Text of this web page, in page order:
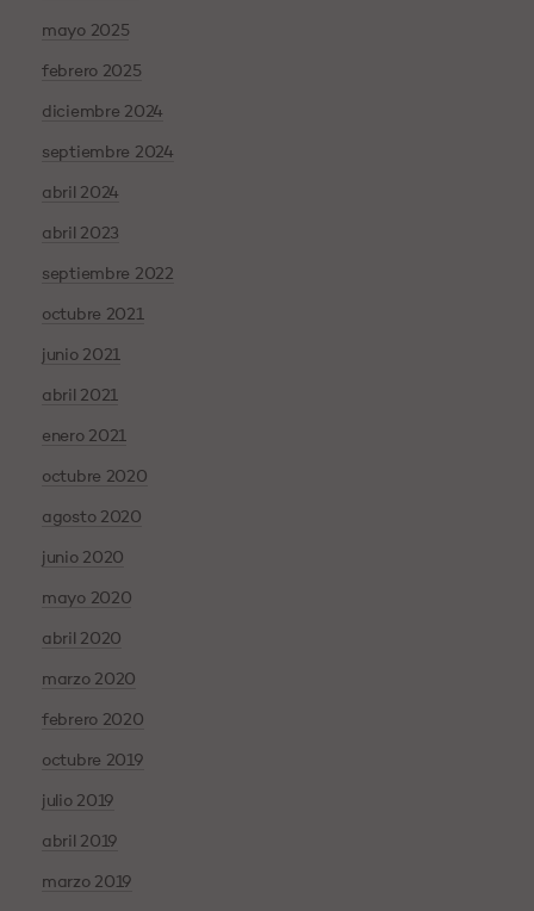
mayo 2025
febrero 2025
diciembre 2024
septiembre 2024
abril 2024
abril 2023
septiembre 2022
octubre 2021
junio 2021
abril 2021
enero 2021
octubre 2020
agosto 2020
junio 2020
mayo 2020
abril 2020
marzo 2020
febrero 2020
octubre 2019
julio 2019
abril 2019
marzo 2019